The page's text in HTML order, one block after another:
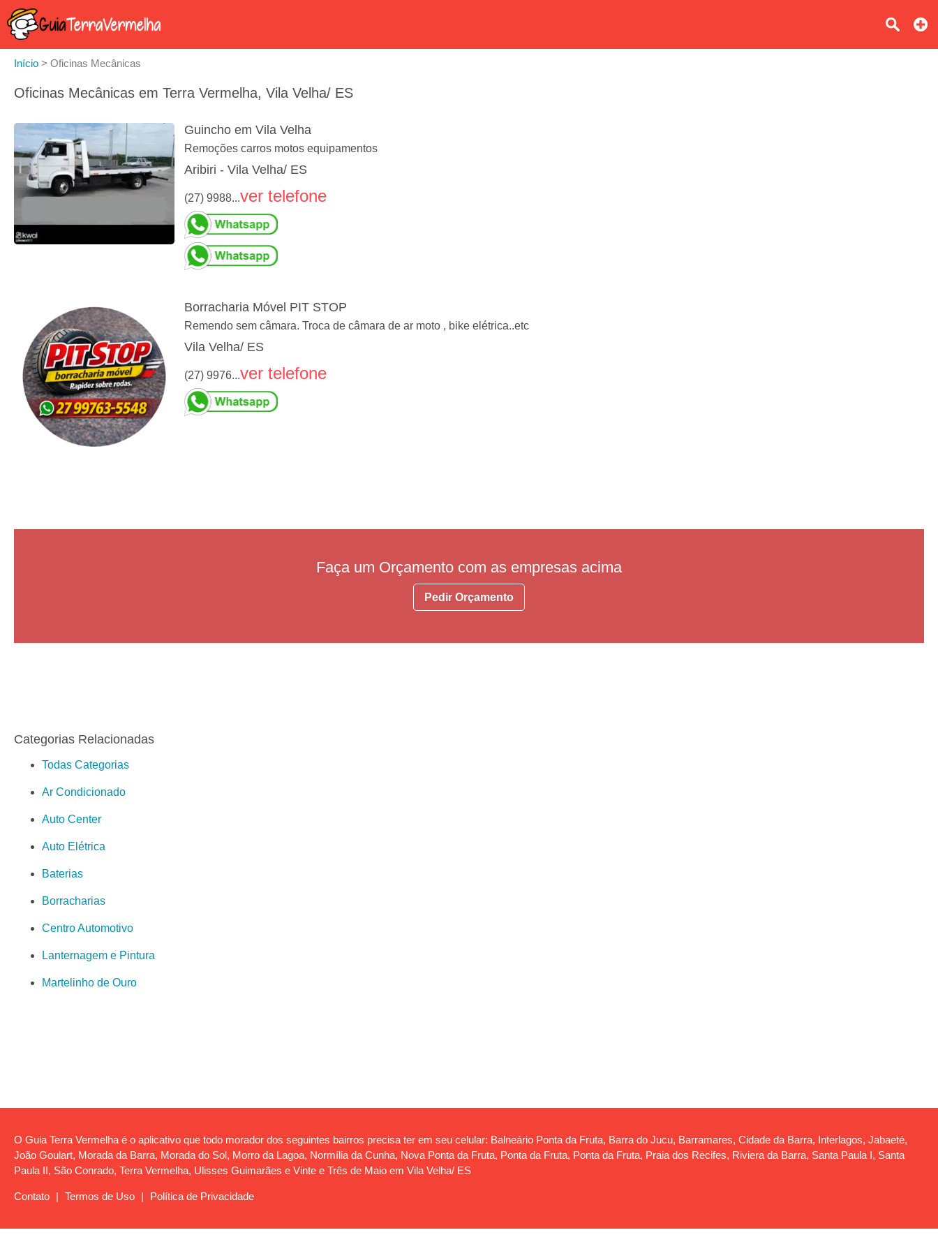
Início > Oficinas Mecânicas
Oficinas Mecânicas em Terra Vermelha, Vila Velha/ ES
Guincho em Vila Velha
Remoções carros motos equipamentos
Aribiri - Vila Velha/ ES
(27) 9988...ver telefone
Borracharia Móvel PIT STOP
Remendo sem câmara. Troca de câmara de ar moto , bike elétrica..etc
Vila Velha/ ES
(27) 9976...ver telefone
Faça um Orçamento com as empresas acima
Pedir Orçamento
Categorias Relacionadas
Todas Categorias
Ar Condicionado
Auto Center
Auto Elétrica
Baterias
Borracharias
Centro Automotivo
Lanternagem e Pintura
Martelinho de Ouro
O Guia Terra Vermelha é o aplicativo que todo morador dos seguintes bairros precisa ter em seu celular: Balneário Ponta da Fruta, Barra do Jucu, Barramares, Cidade da Barra, Interlagos, Jabaeté,
João Goulart, Morada da Barra, Morada do Sol, Morro da Lagoa, Normília da Cunha, Nova Ponta da Fruta, Ponta da Fruta, Ponta da Fruta, Praia dos Recifes, Riviera da Barra, Santa Paula I, Santa
Paula II, São Conrado, Terra Vermelha, Ulisses Guimarães e Vinte e Três de Maio em Vila Velha/ ES
Contato | Termos de Uso | Política de Privacidade